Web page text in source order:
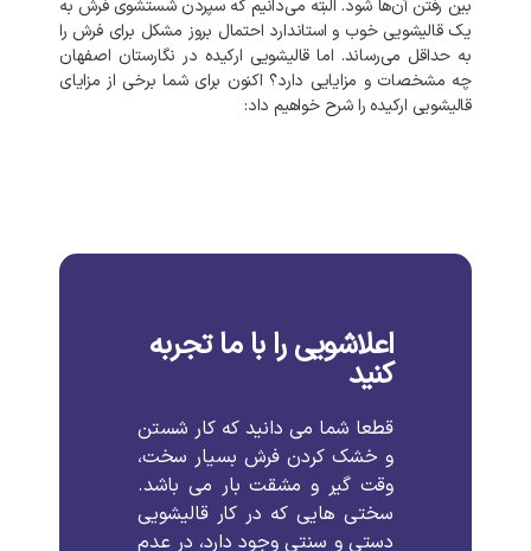
بین رفتن آن‌ها شود. البته می‌دانیم که سپردن شستشوی فرش به
یک قالیشویی خوب و استاندارد احتمال بروز مشکل برای فرش را
به‌ حداقل می‌رساند. اما قالیشویی ارکیده در نگارستان اصفهان
چه مشخصات و مزایایی دارد؟ اکنون برای شما برخی از مزایای
قالیشویی ارکیده را شرح خواهیم داد:
اعلاشویی را با ما تجربه
کنید
قطعا شما می دانید که کار شستن
و خشک کردن فرش بسیار سخت،
وقت گیر و مشقت بار می باشد.
سختی هایی که در کار قالیشویی
دستی و سنتی وجود دارد، در عدم